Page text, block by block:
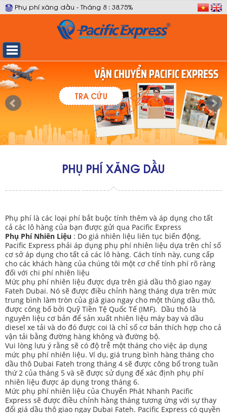
Phụ phí xăng dầu - Tháng 8 : 38.75%
TRA CỨU
PHỤ PHÍ XĂNG DẦU
Phụ phí là các loại phí bắt buộc tính thêm và áp dụng cho tất
cả các lô hàng của bạn được gửi qua Pacific Express
Phụ Phí Nhiên Liệu : Do giá nhiên liệu liên tục biến động,
Pacific Express phải áp dụng phụ phí nhiên liệu dựa trên chỉ số
cơ sở áp dụng cho tất cả các lô hàng. Cách tính này, cung cấp
cho các khách hàng của chúng tôi một cơ chế tính phí rõ ràng
đối với chi phí nhiên liệu
Mức phụ phí nhiên liệu được dựa trên giá dầu thô giao ngay
Fateh Dubai. Nó sẽ được điều chỉnh hàng tháng dựa trên mức
trung bình làm tròn của giá giao ngay cho một thùng dầu thô,
được công bố bởi Quỹ Tiền Tệ Quốc Tế (IMF). Dầu thô là
nguyên liệu cơ bản để sản xuất nhiên liệu máy bay và dầu
diesel xe tải và do đó được coi là chỉ số cơ bản thích hợp cho cả
vận tải bằng đường hàng không và đường bộ.
Vui lòng lưu ý rằng sẽ có độ trễ một tháng cho việc áp dụng
mức phụ phí nhiên liệu. Ví dụ, giá trung bình hàng tháng cho
dầu thô Dubai Fateh trong tháng 4 sẽ được công bố trong tuần
thứ 2 của tháng 5 và sẽ được sử dụng để xác định phụ phí
nhiên liệu được áp dụng trong tháng 6.
Mức phụ phí nhiên liệu của Chuyển Phát Nhanh Pacific
Express sẽ được điều chỉnh hàng tháng tương ứng với sự thay
đổi giá dầu thô giao ngay Dubai Fateh. Pacific Express có quyền